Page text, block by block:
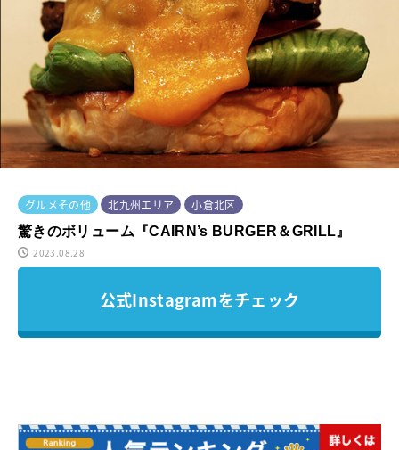
グルメその他 北九州エリア
小倉北区
驚きのボリューム『CAIRN’s BURGER＆GRILL』
2023.08.28
公式Instagramをチェック